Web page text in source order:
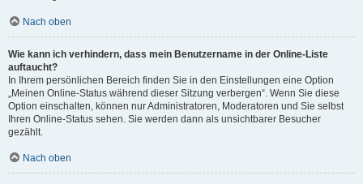
Nach oben
Wie kann ich verhindern, dass mein Benutzername in der Online-Liste
auftaucht?
In Ihrem persönlichen Bereich finden Sie in den Einstellungen eine Option
„Meinen Online-Status während dieser Sitzung verbergen“. Wenn Sie diese
Option einschalten, können nur Administratoren, Moderatoren und Sie selbst
Ihren Online-Status sehen. Sie werden dann als unsichtbarer Besucher
gezählt.
Nach oben